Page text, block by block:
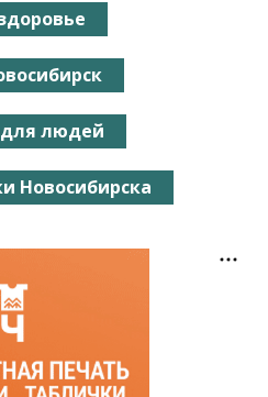
людей
Новосибирска